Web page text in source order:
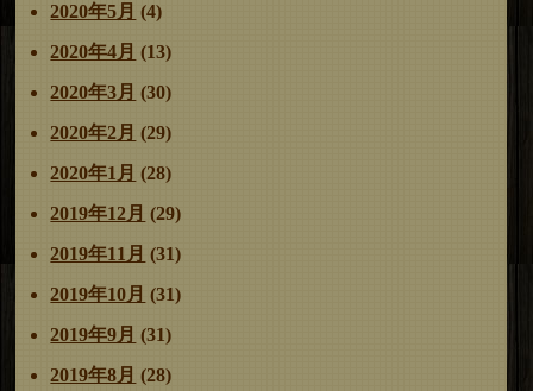
2020年5月 (4)
2020年4月 (13)
2020年3月 (30)
2020年2月 (29)
2020年1月 (28)
2019年12月 (29)
2019年11月 (31)
2019年10月 (31)
2019年9月 (31)
2019年8月 (28)